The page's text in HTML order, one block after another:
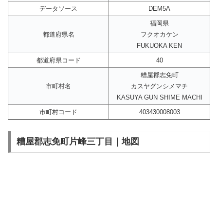
データソース
DEM5A
都道府県名
福岡県
フクオカケン
FUKUOKA KEN
都道府県コード
40
市町村名
糟屋郡志免町
カスヤグンシメマチ
KASUYA GUN SHIME MACHI
市町村コード
403430008003
糟屋郡志免町片峰三丁目｜地図